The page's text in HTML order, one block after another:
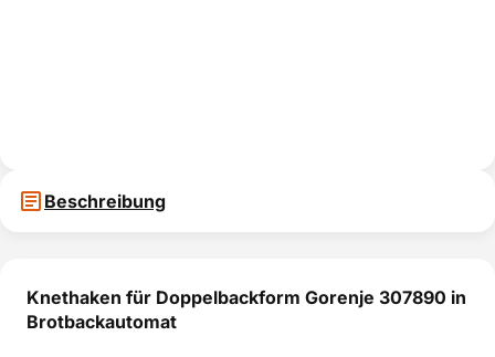
Beschreibung
Knethaken für Doppelbackform Gorenje 307890 in
Brotbackautomat